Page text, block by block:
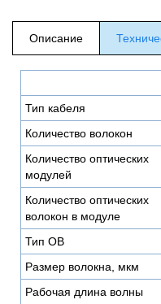
Описание
Тип кабеля
Количество волокон
Количество оптических
модулей
Количество оптических
волокон в модуле
Тип ОВ
Размер волокна, мкм
Рабочая длина волны